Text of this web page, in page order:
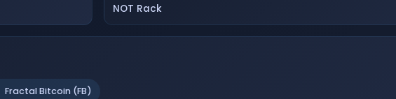
NOT Rack
Fractal Bitcoin (FB)